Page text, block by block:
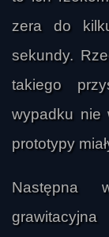
zera do
sekundy.
takiego
wypadku nie
prototypy
Następna
a